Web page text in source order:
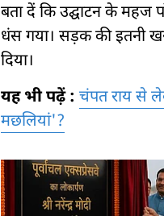
बता दें कि उद्घाटन के महज
धंस गया। सड़क की इतनी
दिया।
यह भी पढ़ें : चंपत राय से
मछलियां'?